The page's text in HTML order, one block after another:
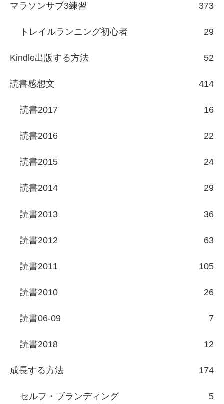
マラソンサブ3練習 373
トレイルランニング初心者 29
Kindle出版する方法 52
読書感想文 414
読書2017 16
読書2016 22
読書2015 24
読書2014 29
読書2013 36
読書2012 63
読書2011 105
読書2010 26
読書06-09 7
読書2018 12
成長する方法 174
セルフ・ブランディング 5